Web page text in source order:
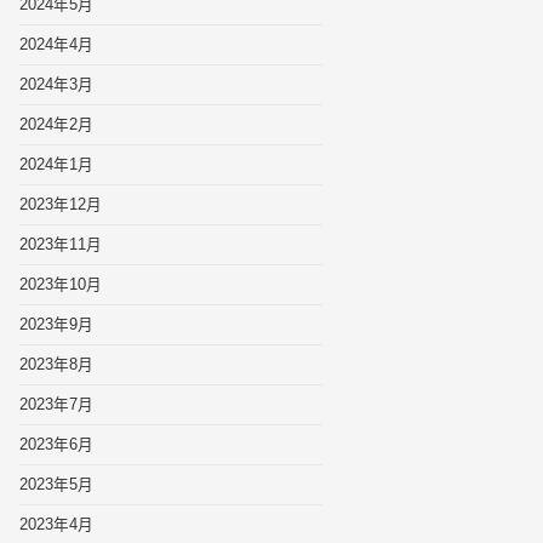
2024年5月
2024年4月
2024年3月
2024年2月
2024年1月
2023年12月
2023年11月
2023年10月
2023年9月
2023年8月
2023年7月
2023年6月
2023年5月
2023年4月